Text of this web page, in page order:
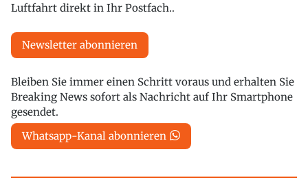
Luftfahrt direkt in Ihr Postfach..
Newsletter abonnieren
Bleiben Sie immer einen Schritt voraus und erhalten Sie
Breaking News sofort als Nachricht auf Ihr Smartphone
gesendet.
Whatsapp-Kanal abonnieren